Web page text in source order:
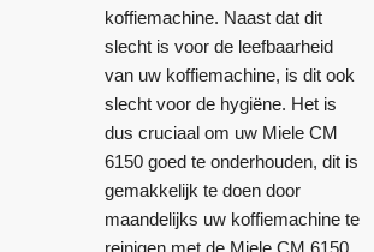
koffiemachine. Naast dat dit
slecht is voor de leefbaarheid
van uw koffiemachine, is dit ook
slecht voor de hygiëne. Het is
dus cruciaal om uw Miele CM
6150 goed te onderhouden, dit is
gemakkelijk te doen door
maandelijks uw koffiemachine te
reinigen met de Miele CM 6150